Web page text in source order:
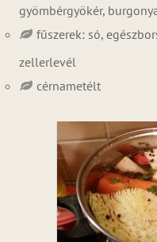
gyömbérgyökér,
fűszerek: só,
zellerlevél
cérnametélt